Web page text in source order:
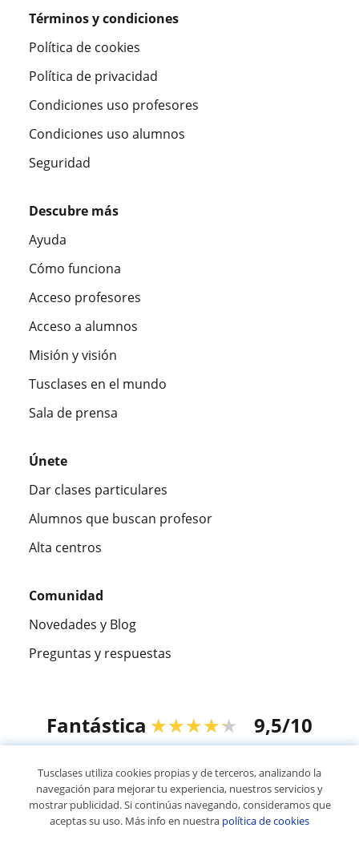
Términos y condiciones
Política de cookies
Política de privacidad
Condiciones uso profesores
Condiciones uso alumnos
Seguridad
Descubre más
Ayuda
Cómo funciona
Acceso profesores
Acceso a alumnos
Misión y visión
Tusclases en el mundo
Sala de prensa
Únete
Dar clases particulares
Alumnos que buscan profesor
Alta centros
Comunidad
Novedades y Blog
Preguntas y respuestas
Fantástica ★★★★★ 9,5/10
© 2007 - 2026 Tusclases.co
Tusclases utiliza cookies propias y de terceros, analizando la
navegación para mejorar tu experiencia, nuestros servicios y
mostrar publicidad. Si continúas navegando, consideramos que
aceptas su uso. Más info en nuestra política de cookies